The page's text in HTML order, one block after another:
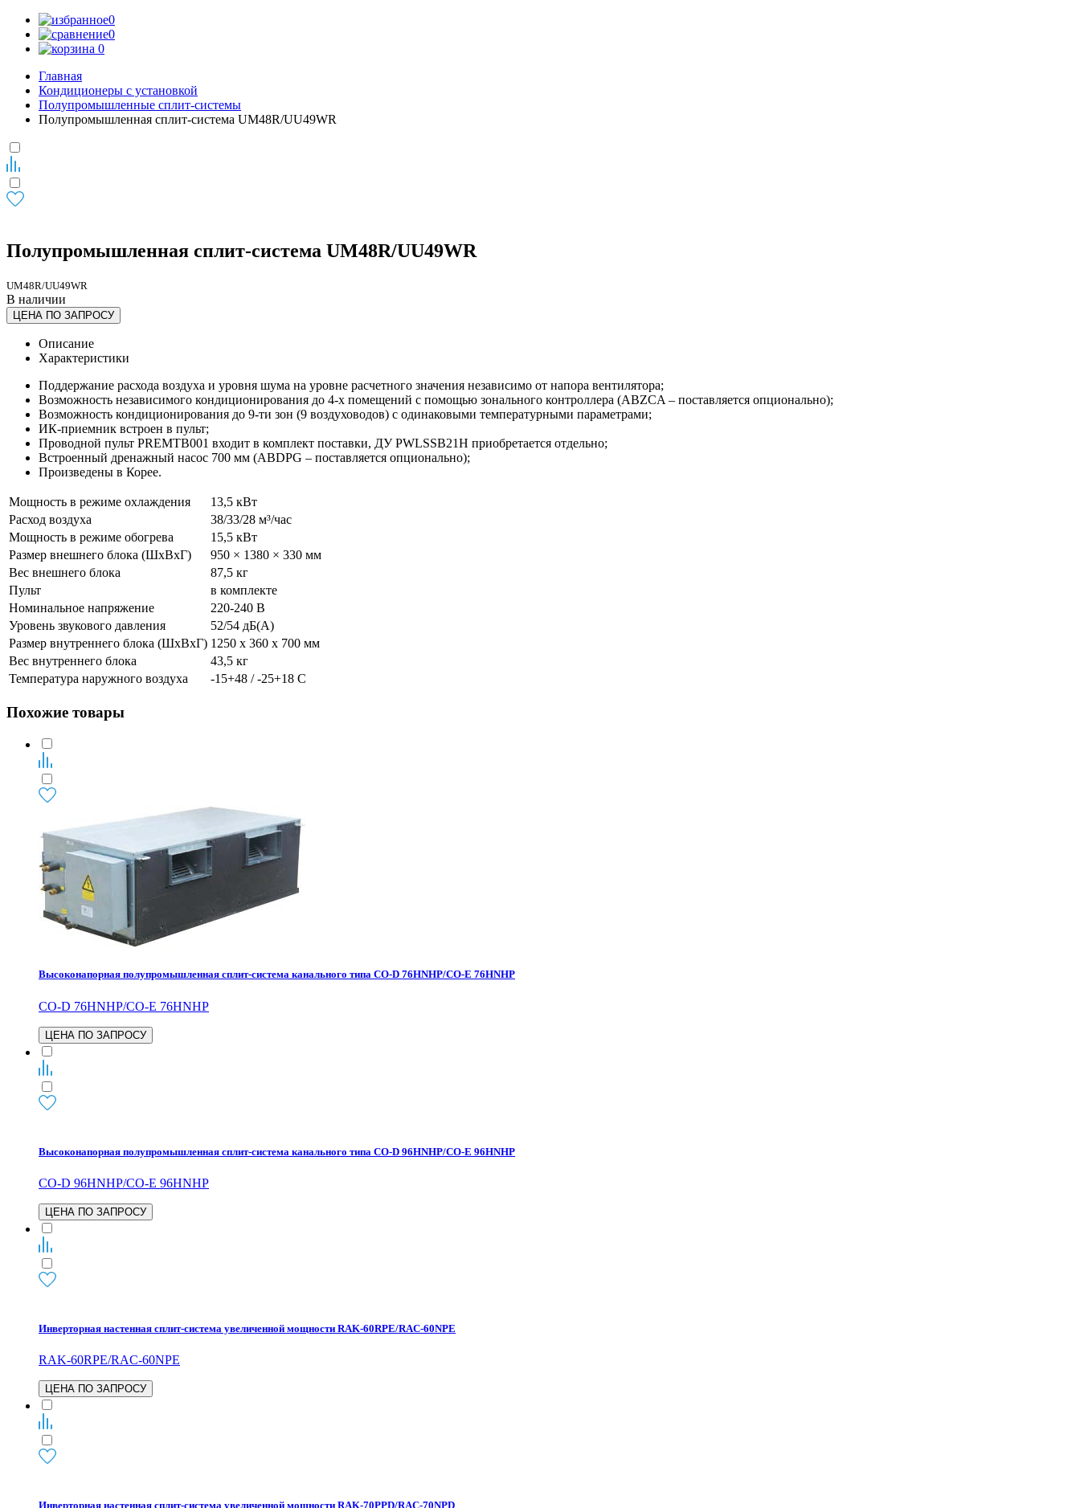
0
0
0
Главная
Кондиционеры с установкой
Полупромышленные сплит-системы
Полупромышленная сплит-система UM48R/UU49WR
Полупромышленная сплит-система UM48R/UU49WR
UM48R/UU49WR
В наличии
ЦЕНА ПО ЗАПРОСУ
Описание
Характеристики
Поддержание расхода воздуха и уровня шума на уровне расчетного значения независимо от напора вентилятора;
Возможность независимого кондиционирования до 4-х помещений с помощью зонального контроллера (ABZCA – поставляется опционально);
Возможность кондиционирования до 9-ти зон (9 воздуховодов) с одинаковыми температурными параметрами;
ИК-приемник встроен в пульт;
Проводной пульт PREMTB001 входит в комплект поставки, ДУ PWLSSB21H приобретается отдельно;
Встроенный дренажный насос 700 мм (ABDPG – поставляется опционально);
Произведены в Корее.
Мощность в режиме охлаждения
13,5 кВт
Расход воздуха
38/33/28 м³/час
Мощность в режиме обогрева
15,5 кВт
Размер внешнего блока (ШхВхГ)
950 × 1380 × 330 мм
Вес внешнего блока
87,5 кг
Пульт
в комплекте
Номинальное напряжение
220-240 В
Уровень звукового давления
52/54 дБ(А)
Размер внутреннего блока (ШхВхГ) 1250 х 360 х 700 мм
Вес внутреннего блока
43,5 кг
Температура наружного воздуха
-15+48 / -25+18 С
Похожие товары
Высоконапорная полупромышленная сплит-система канального типа CO-D 76HNHP/CO-E 76HNHP
CO-D 76HNHP/CO-E 76HNHP
ЦЕНА ПО ЗАПРОСУ
Высоконапорная полупромышленная сплит-система канального типа CO-D 96HNHP/CO-E 96HNHP
CO-D 96HNHP/CO-E 96HNHP
ЦЕНА ПО ЗАПРОСУ
Инверторная настенная сплит-система увеличенной мощности RAK-60RPE/RAC-60NPE
RAK-60RPE/RAC-60NPE
ЦЕНА ПО ЗАПРОСУ
Инверторная настенная сплит-система увеличенной мощности RAK-70PPD/RAC-70NPD